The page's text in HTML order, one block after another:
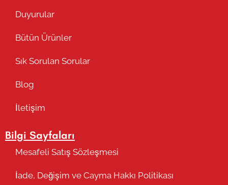
Duyurular
Bütün Ürünler
Sık Sorulan Sorular
Blog
İletişim
Bilgi Sayfaları
Mesafeli Satış Sözleşmesi
İade, Değişim ve Cayma Hakkı Politikası